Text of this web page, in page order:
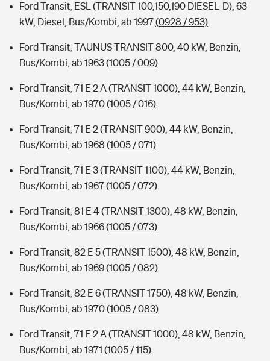
Ford Transit, ESL (TRANSIT 100,150,190 DIESEL-D), 63
kW, Diesel, Bus/Kombi, ab 1997(0928 / 953)
Ford Transit, TAUNUS TRANSIT 800, 40 kW, Benzin,
Bus/Kombi, ab 1963(1005 / 009)
Ford Transit, 71 E 2 A (TRANSIT 1000), 44 kW, Benzin,
Bus/Kombi, ab 1970(1005 / 016)
Ford Transit, 71 E 2 (TRANSIT 900), 44 kW, Benzin,
Bus/Kombi, ab 1968 (1005 / 071)
Ford Transit, 71 E 3 (TRANSIT 1100), 44 kW, Benzin,
Bus/Kombi, ab 1967(1005 / 072)
Ford Transit, 81 E 4 (TRANSIT 1300), 48 kW, Benzin,
Bus/Kombi, ab 1966(1005 / 073)
Ford Transit, 82 E 5 (TRANSIT 1500), 48 kW, Benzin,
Bus/Kombi, ab 1969(1005 / 082)
Ford Transit, 82 E 6 (TRANSIT 1750), 48 kW, Benzin,
Bus/Kombi, ab 1970(1005 / 083)
Ford Transit, 71 E 2 A (TRANSIT 1000), 48 kW, Benzin,
Bus/Kombi, ab 1971 (1005 / 115)